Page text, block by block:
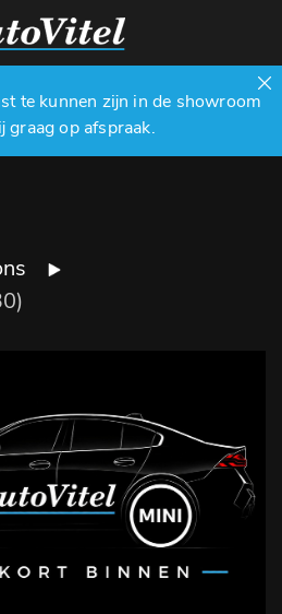
te kunnen zijn in de showroom
graag op afspraak.